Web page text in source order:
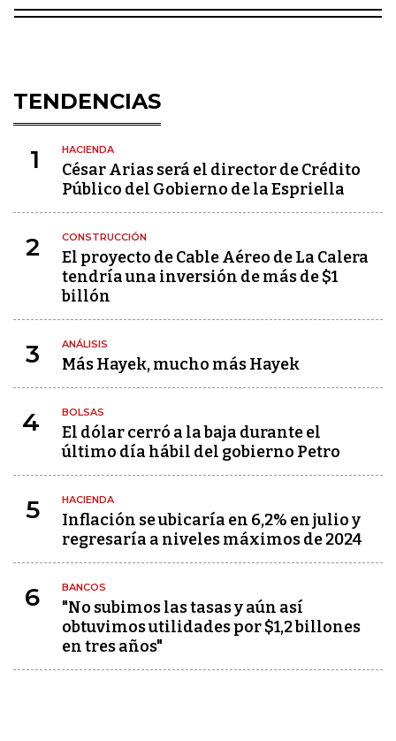
TENDENCIAS
1 HACIENDA
César Arias será el director de Crédito
Público del Gobierno de la Espriella
2 CONSTRUCCIÓN
El proyecto de Cable Aéreo de La Calera
tendría una inversión de más de $1
billón
3 ANÁLISIS
Más Hayek, mucho más Hayek
4 BOLSAS
El dólar cerró a la baja durante el
último día hábil del gobierno Petro
5 HACIENDA
Inflación se ubicaría en 6,2% en julio y
regresaría a niveles máximos de 2024
6 BANCOS
"No subimos las tasas y aún así
obtuvimos utilidades por $1,2 billones
en tres años"